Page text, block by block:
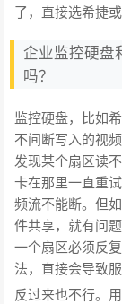
了，直接选希捷
企业监控硬盘
吗？
监控硬盘，比如
不间断写入的视
发现某个扇区读
卡在那里一直重
频流不能断。但
件共享，就有问
一个扇区必须反
法，直接会导致
反过来也不行。